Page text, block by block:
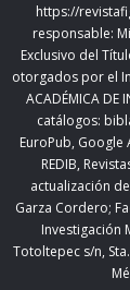
https://
responsable:
Exclusivo del
otorgados por el
ACADÉMICA DE
catálogos:
EuroPub, Google
REDIB,
actualización
Garza Cordero;
Investigación
Totoltepec s/n,